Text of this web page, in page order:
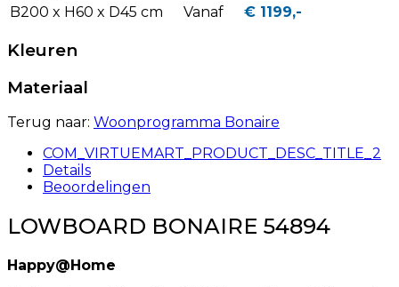
B200 x H60 x D45 cm
Vanaf € 1199,-
Kleuren
Materiaal
Terug naar: Woonprogramma Bonaire
COM_VIRTUEMART_PRODUCT_DESC_TITLE_2
Details
Beoordelingen
LOWBOARD BONAIRE 54894
Happy@Home